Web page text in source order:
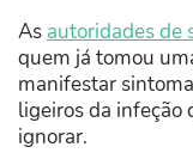
As autoridades de
quem já tomou
manifestar
ligeiros da infeção
ignorar.